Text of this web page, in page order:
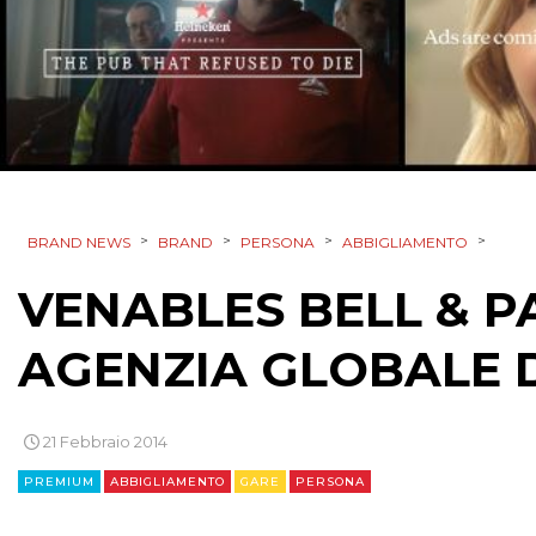
BRAND NEWS > BRAND > PERSONA > ABBIGLIAMENTO >
VENABLES BELL &
AGENZIA GLOBALE
21 Febbraio 2014
PREMIUM ABBIGLIAMENTO GARE PERSONA